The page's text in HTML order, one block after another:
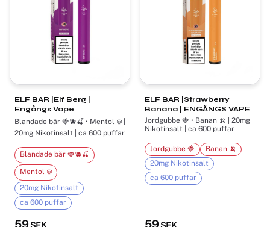
ELF BAR |Elf Berg |
Engångs Vape
Blandade bär 🍓🫐🍒 • Mentol ❄️ |
20mg Nikotinsalt | ca 600 puffar
59 SEK
Blandade bär 🍓🫐🍒
Mentol ❄️
20mg Nikotinsalt
ca 600 puffar
ELF BAR |Strawberry
Banana | ENGÅNGS VAPE
Jordgubbe 🍓 • Banan 🍌 | 20mg
Nikotinsalt | ca 600 puffar
59 SEK
Jordgubbe 🍓
Banan 🍌
20mg Nikotinsalt
ca 600 puffar